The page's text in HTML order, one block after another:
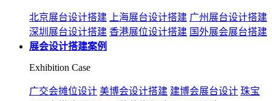
北京展台设计搭建 上海展台设计搭建 广州展台设计搭建
深圳展台设计搭建 香港展位设计搭建 国外展会展台搭建
展会设计搭建案例
Exhibition Case
广交会摊位设计 美博会设计搭建 建博会展台设计 珠宝